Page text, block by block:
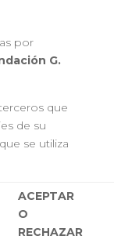
por
G.
que
de su
se utiliza
ACEPTAR
O
RECHAZAR